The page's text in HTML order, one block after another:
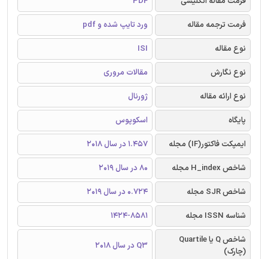
فرمت ترجمه مقاله
ورد تایپ شده و pdf
نوع مقاله
ISI
نوع نگارش
مقالات مروری
نوع ارائه مقاله
ژورنال
پایگاه
اسکوپوس
ایمپکت فاکتور(IF) مجله
1.457 در سال 2018
شاخص H_index مجله
80 در سال 2019
شاخص SJR مجله
0.724 در سال 2019
شناسه ISSN مجله
1424-8581
شاخص Q یا Quartile
(چارک)
Q3 در سال 2018